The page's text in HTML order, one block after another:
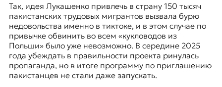
Так, идея Лукашенко привлечь в страну 150 тысяч
пакистанских трудовых мигрантов вызвала бурю
недовольства именно в тиктоке, и в этом случае по
привычке обвинить во всем «кукловодов из
Польши» было уже невозможно. В середине 2025
года убеждать в правильности проекта ринулась
пропаганда, но в итоге программу по приглашению
пакистанцев не стали даже запускать.